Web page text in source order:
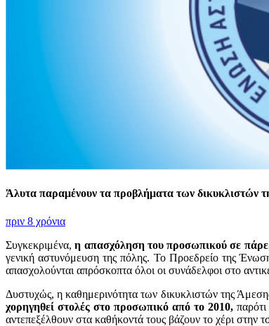
Άλυτα παραμένουν τα προβλήματα των
πριν 8 χρόνια
Συγκεκριμένα,η απασχόληση του προσωπικού σε
γενική αστυνόμευση της πόλης. Το Προεδρείο της
απασχολούνται απρόσκοπτα όλοι οι συνάδελφοι στο
Δυστυχώς, η καθημερινότητα των δικυκλιστών της
χορηγηθεί στολές στο προσωπικό από το 2010,παρότι
αντεπεξέλθουν στα καθήκοντά τους βάζουν το χέρι στην